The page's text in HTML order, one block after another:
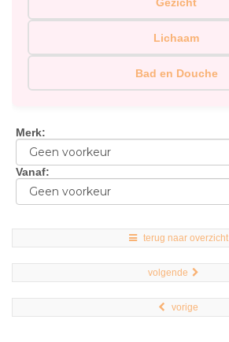
Lichaam
Bad en Douche
Merk:
Vanaf:
terug naar overzicht
volgende
vorige